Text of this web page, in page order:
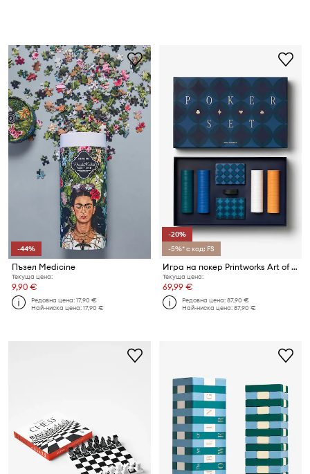
-44%
Пъзел Medicine
Текуща цена:
9,90 €
Редовна цена:17,90 €
Най-ниска цена:17,90 €
-20%
-5%* с код: FS
Игра на покер Printworks Art of Poker 22,5 x 36 cm
Текуща цена:
69,99 €
Редовна цена:87,90 €
Най-ниска цена:87,90 €